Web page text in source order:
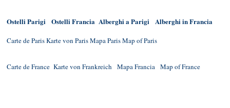
Ostelli Parigi Ostelli Francia Alberghi a Parigi Alberghi in Francia
Carte de ParisKarte von ParisMapa ParisMap of Paris
Carte de France Karte von Frankreich Mapa Francia Map of France